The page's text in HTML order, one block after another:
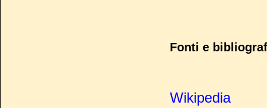
Fonti e
Wikipedia